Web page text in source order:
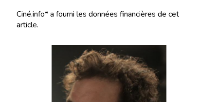
Ciné.info* a fourni les données financières de cet
article.